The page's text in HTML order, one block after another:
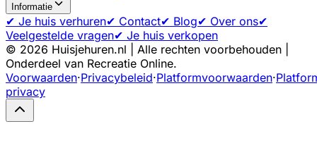
Informatie
✔ Je huis verhuren✔ Contact✔ Blog✔ Over ons✔
Veelgestelde vragen✔ Je huis verkopen
© 2026 Huisjehuren.nl | Alle rechten voorbehouden |
Onderdeel van Recreatie Online.
Voorwaarden·Privacybeleid·Platformvoorwaarden·
privacy